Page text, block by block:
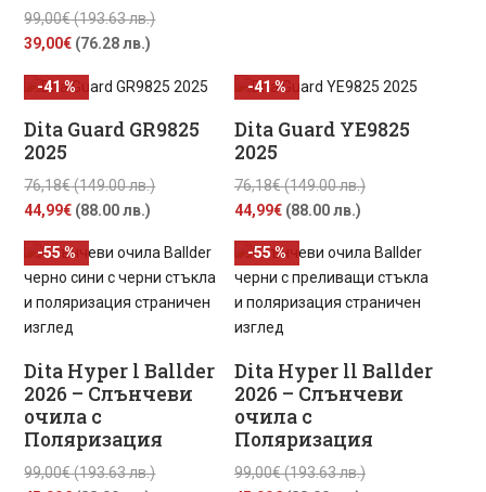
99,00€(193.63 лв.)Original
99,00€
лв.).
39,00€ (76.28 лв.)
е:
(76.28
Dita Guard GR9825
2025
76,18€(149.00 лв.)Original
76,18€
(149.00
лв.).
44,99€ (88.00 лв.)
е:
44,99€
(88.00
-41 %
Dita Guard YE9825
2025
76,18€(149.00 лв.)Original
76,18€
(149.00
лв.).
44,99€ (88.00 лв.)Текущата
е:
44,99€
(88.00
-41 %
Dita Hyper l Ballder
2026 – Слънчеви
очила с
Поляризация
99,00€(193.63 лв.)Original
-55 %
Dita Hyper ll Ballder
2026 – Слънчеви
очила с
Поляризация
99,00€(193.63 лв.)Original
-55 %